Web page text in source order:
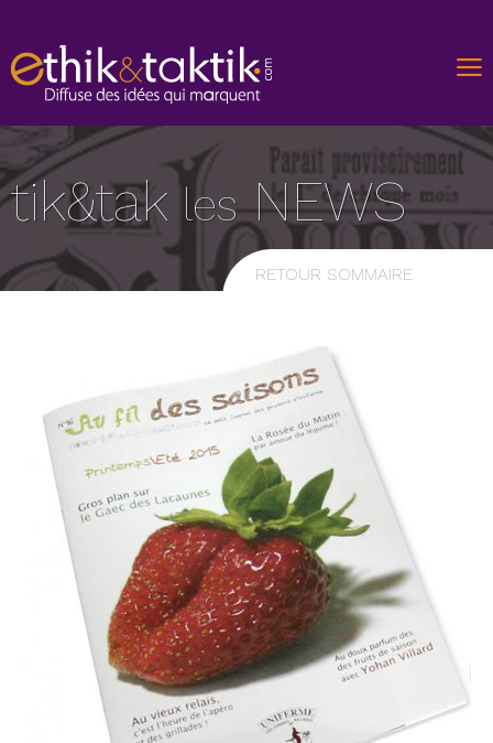
tik&tak lesNEWS
RETOUR SOMMAIRE